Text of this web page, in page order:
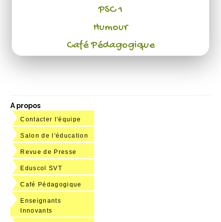
PSC 1
Humour
Café Pédagogique
A propos
Contacter l'équipe
Salon de l'éducation
Revue de Presse
Eduscol SVT
Café Pédagogique
Enseignants
Innovants